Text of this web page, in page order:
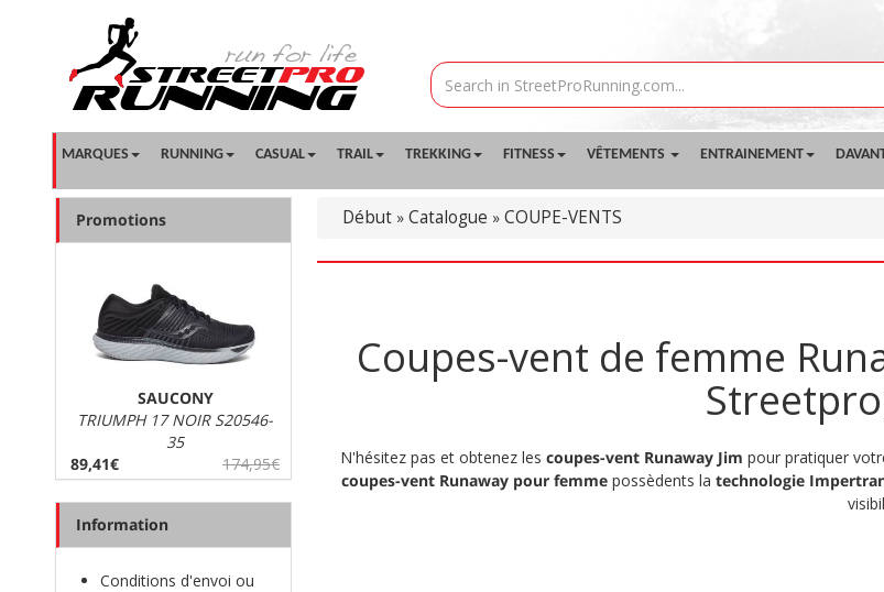
MARQUES RUNNING CASUAL TRAIL TREKKING FITNESS VÊTEMENTS ENTRAINEMENT
Début » Catalogue » COUPE-VENTS
Coupes-vent de femme
N'hésitez pas et obtenez les coupes-vent Runaway Jim pour pratiquer
coupes-vent Runaway pour femmepossèdents la technologie
Promotions
SAUCONY
TRIUMPH 17 NOIR S20546-
35
89,41€
174,95€
Information
Conditions d'envoi ou